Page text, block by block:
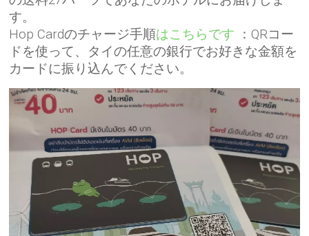
す。
Hop Cardのチャージ手順はこちらです ：QRコー
ドを使って、タイの任意の銀行でお好きな金額を
カードに振り込んでください。